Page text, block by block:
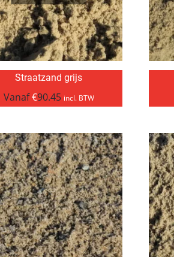
Straatzand grijs
Vanaf€90.45 incl. BTW